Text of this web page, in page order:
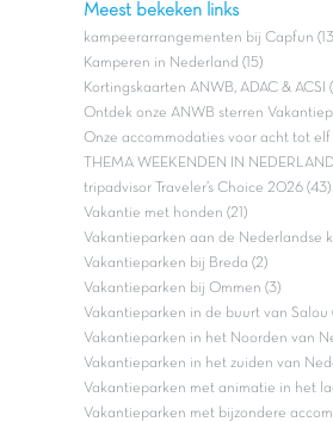
Meest bekeken links
kampeerarrangementen bij Capfun
Kamperen in Nederland (15)
Kortingskaarten ANWB, ADAC & ACSI
Ontdek onze ANWB sterren
Onze accommodaties voor acht tot elf
THEMA WEEKENDEN IN
tripadvisor Traveler’s Choice 2026 (43)
Vakantie met honden (21)
Vakantieparken aan de Nederlandse
Vakantieparken bij Breda (2)
Vakantieparken bij Ommen (3)
Vakantieparken in de buurt van Salou
Vakantieparken in het Noorden van
Vakantieparken in het zuiden van
Vakantieparken met animatie in het
Vakantieparken met bijzondere